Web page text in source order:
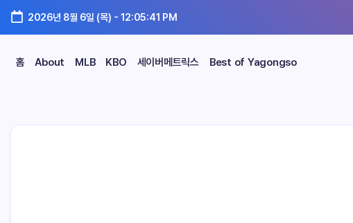
2026년 8월 6일 (목) - 12:05:42 PM
홈 About MLB KBO 세이버메트릭스 Best of Yagongso